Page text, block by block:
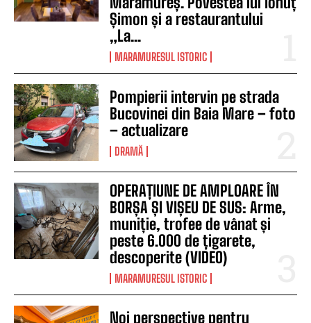
Șimon și a restaurantului
„La...
MARAMURESUL ISTORIC
Pompierii intervin pe strada
Bucovinei din Baia Mare – foto
– actualizare
DRAMĂ
OPERAȚIUNE DE AMPLOARE ÎN
BORȘA ȘI VIȘEU DE SUS: Arme,
muniție, trofee de vânat și
peste 6.000 de țigarete,
descoperite (VIDEO)
MARAMURESUL ISTORIC
Noi perspective pentru